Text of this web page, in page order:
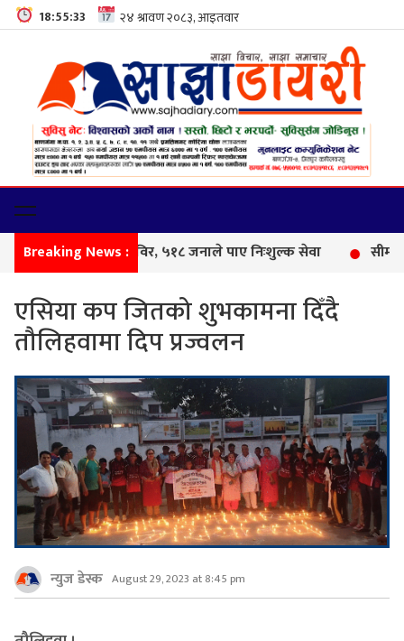
18:55:34
Breaking News :
एसिया कप जितको शुभकामना दिँदै
तौलिहवामा दिप प्रज्वलन
न्युज डेस्क August 29, 2023 at 8:45 pm